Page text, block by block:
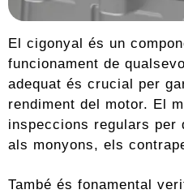
El cigonyal és un
funcionament de
adequat és crucial per
rendiment del motor. El
inspeccions regulars per
als monyons, els
També és fonamental